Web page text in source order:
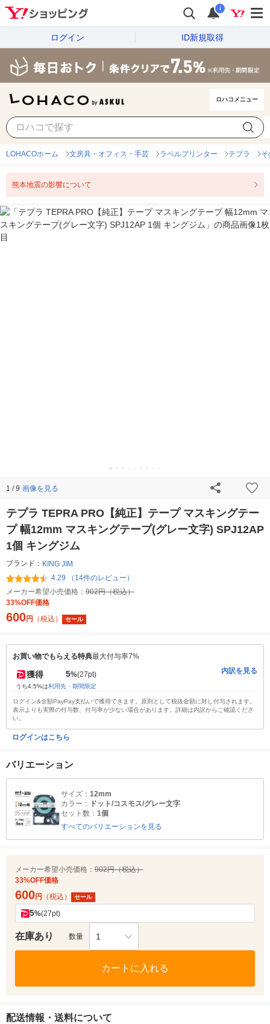
i
ログイン ID新規取得
ロハコメニュー
LOHACOホーム 文房具・オフィス・手芸 ラベルプリンター テプラ そ
熊本地震の影響について
1 / 9 画像を見る
テプラ TEPRA PRO【純正】テープ マスキングテー
プ 幅12mm マスキングテープ(グレー文字) SPJ12AP
1個 キングジム
ブランド： KING JIM
4.29 （14件のレビュー）
メーカー希望小売価格： 902円（税込）
33%OFF価格
600円 （税込） セール
お買い物でもらえる特典最大付与率7%
獲得 5%(27pt)
うち4.5%は利用先・期間限定
内訳を見る
ログイン&全額PayPay支払いで獲得できます。原則として税抜金額に対し付与されます。
表示よりも実際の付与数、付与率が少ない場合があります。詳細は内訳からご確認くださ
い。
ログインはこちら
バリエーション
サイズ： 12mm
カラー：
ドット/コスモス/グレー文字
セット数： 1個
すべてのバリエーションを見る
メーカー希望小売価格： 902円（税込）
33%OFF価格
600円 （税込） セール
5%(27pt)
在庫あり 数量 1
カートに入れる
配送情報・送料について